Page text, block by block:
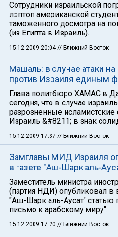
Сотрудники израильской
лэптоп американской
таможенного досмотра на
(из Египта в Израиль).
15.12.2009 20:04// Ближний Восток
Машаль: в случае атаки
против Израиля единым
Глава политбюро ХАМАС в
сегодня, что в случае
разрозненные
Израиль &#8211; в знак
15.12.2009 17:37 // Ближний Восток
Замглавы МИД Израиля
в газете "Аш-Шарк аль-
Заместитель министра
(партия НДИ) опубликовал в
"Аш-Шарк аль-Аусат" статью
письмо к арабскому миру".
15.12.2009 17:20 // Ближний Восток